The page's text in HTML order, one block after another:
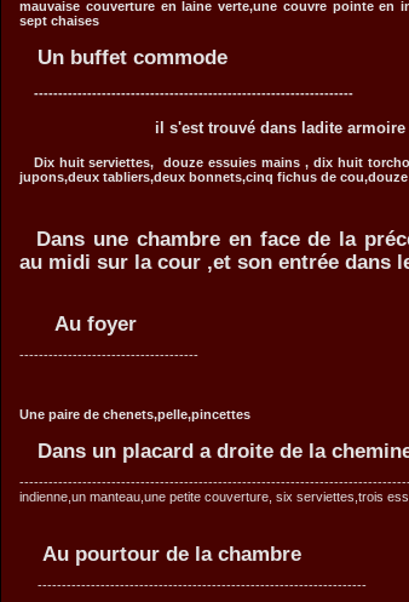
mauvaise couverture en laine verte,une couvre pointe en
sept chaises
Un buffet commode
------------------------------------------------------------------
il s'est trouvé dans ladite armoire
Dix huit serviettes, douze essuies mains , dix huit
jupons,deux tabliers,deux bonnets,cinq fichus de
Dans une chambre en face de la
au midi sur la cour ,et son entrée dans
Au foyer
Une paire de chenets,pelle,pincettes
Dans un placard a droite de la
indienne,un manteau,une petite couverture, six serviettes,trois
Au pourtour de la chambre
--------------------------------------------------------------------